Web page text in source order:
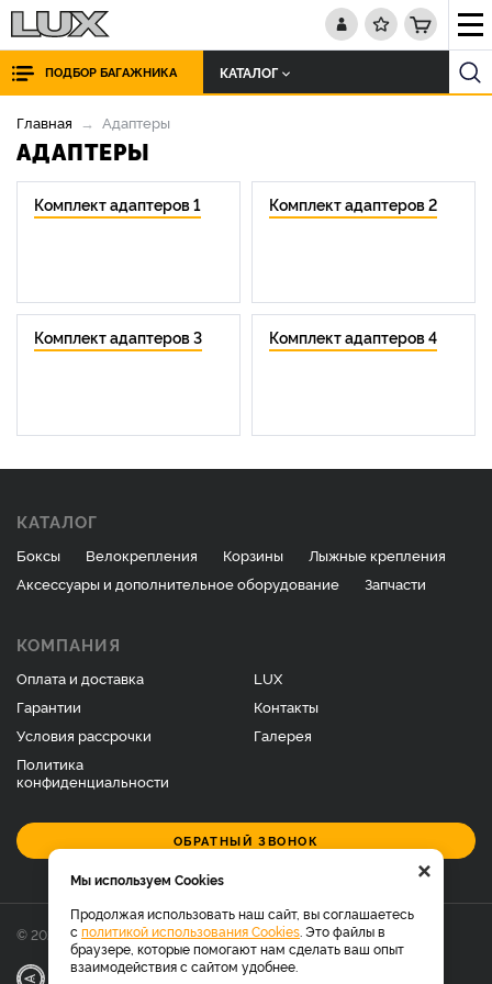
ПОДБОР БАГАЖНИКА КАТАЛОГ
Главная Адаптеры
АДАПТЕРЫ
Комплект адаптеров 1 Комплект адаптеров 2
Комплект адаптеров 3 Комплект адаптеров 4
КАТАЛОГ
Боксы Велокрепления Корзины
Лыжные крепления
Аксессуары и дополнительное оборудование
Запчасти
КОМПАНИЯ
Оплата и доставка
Гарантии
Условия рассрочки
Политика
конфиденциальности
LUX
Контакты
Галерея
ОБРАТНЫЙ ЗВОНОК
© 2026 Фирменный магазин багажников LUX.
Разработка|
×
Мы используем Cookies
Продолжая использовать наш сайт, вы соглашаетесь
с политикой использования Cookies . Это файлы в
браузере, которые помогают нам сделать ваш опыт
взаимодействия с сайтом удобнее.